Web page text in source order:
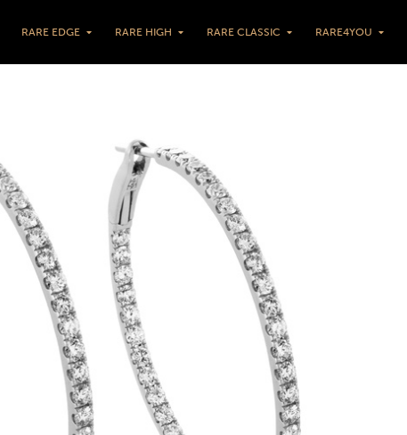
RARE EDGE RARE HIGH RARE CLASSIC RARE4YOU